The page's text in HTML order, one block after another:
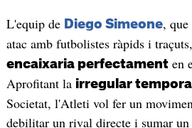
L'equip de Diego Simeone, que
atac amb futbolistes ràpids i
encaixaria perfectamenten
Aprofitant la irregular
Societat, l'Atleti vol fer un
debilitar un rival directe i sumar